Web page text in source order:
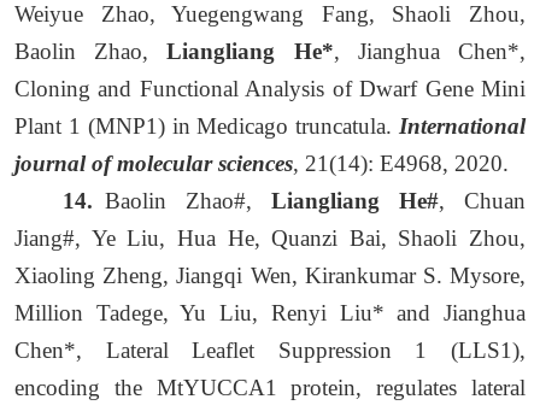
Weiyue Zhao, Yuegengwang Fang, Shaoli Zhou,
Baolin Zhao,Liangliang He*, Jianghua Chen*,
Cloning and Functional Analysis of Dwarf Gene Mini
Plant 1 (MNP1) in Medicago truncatula. International
journal of molecular sciences, 21(14): E4968, 2020.
14. Baolin Zhao#, Liangliang He#, Chuan
Jiang#, Ye Liu, Hua He, Quanzi Bai, Shaoli Zhou,
Xiaoling Zheng, Jiangqi Wen, Kirankumar S. Mysore,
Million Tadege, Yu Liu, Renyi Liu* and Jianghua
Chen*, Lateral Leaflet Suppression 1 (LLS1),
encoding the MtYUCCA1 protein, regulates lateral